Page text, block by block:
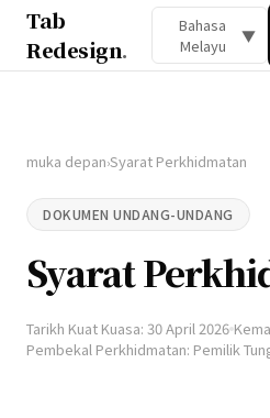
Tab
Redesign.
Bahasa
Melayu
▼
muka depan›Syarat Perkhidmatan
DOKUMEN UNDANG-UNDANG
Syarat
Tarikh Kuat Kuasa: 30 April 2026
Pembekal Perkhidmatan: Pemilik